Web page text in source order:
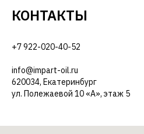
КОНТАКТЫ
+7 922-020-40-52
info@impart-oil.ru
620034, Екатеринбург
ул. Полежаевой 10 «А», этаж 5